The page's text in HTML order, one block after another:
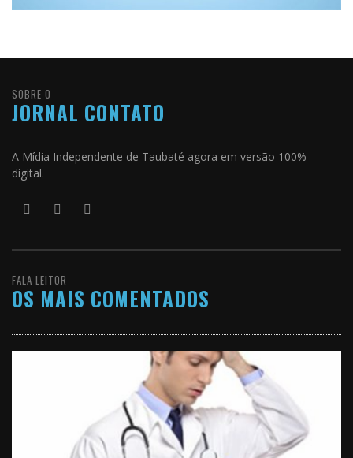
SOBRE O
JORNAL CONTATO
A Mídia Independente de Taubaté agora em versão 100%
digital.
FALA LEITOR
OS MAIS COMENTADOS